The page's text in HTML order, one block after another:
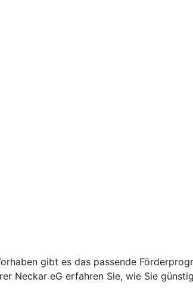
gibt es das passende
Neckar eG erfahren Sie, wie Sie